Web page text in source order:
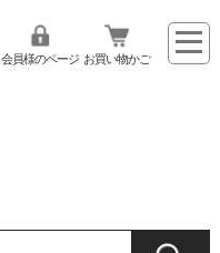
会員様のページ お買い物かご